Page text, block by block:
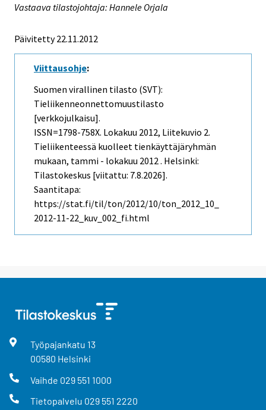
Vastaava tilastojohtaja: Hannele Orjala
Päivitetty 22.11.2012
Viittausohje:
Suomen virallinen tilasto (SVT):
Tieliikenneonnettomuustilasto
[verkkojulkaisu].
ISSN=1798-758X. Lokakuu 2012, Liitekuvio 2.
Tieliikenteessä kuolleet tienkäyttäjäryhmän
mukaan, tammi - lokakuu 2012 . Helsinki:
Tilastokeskus [viitattu: 7.8.2026].
Saantitapa:
https://stat.fi/til/ton/2012/10/ton_2012_10_
2012-11-22_kuv_002_fi.html
Työpajankatu 13
00580 Helsinki
Vaihde 029 551 1000
Tietopalvelu 029 551 2220